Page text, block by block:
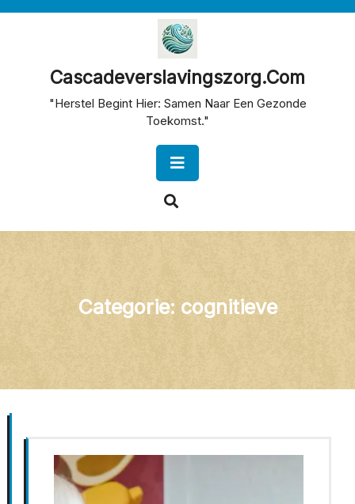
Cascadeverslavingszorg.com
"Herstel Begint Hier: Samen Naar Een Gezonde
Toekomst."
Button
Categorie: cognitieve